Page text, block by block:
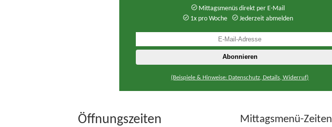
Mittagsmenüs direkt per E-Mail
1x pro Woche
Jederzeit abmelden
(Beispiele & Hinweise: Datenschutz, Details, Widerruf)
Öffnungszeiten Mittagsmenü-Zeiten